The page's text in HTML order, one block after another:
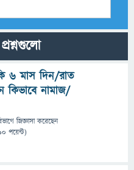
৬ মাস দিন/রাত
কিভাবে নামাজ/
জিজ্ঞাসাকরেছেন
পয়েন্ট)